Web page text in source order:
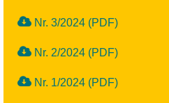
Nr. 3/2024 (PDF)
Nr. 2/2024 (PDF)
Nr. 1/2024 (PDF)